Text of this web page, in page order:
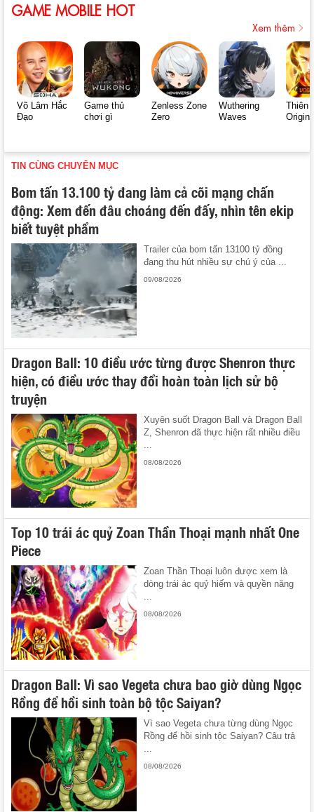
GAME MOBILE HOT
Xem thêm
Võ Lâm Hắc
Đạo
Game thủ
chơi gì
Zenless Zone
Zero
Wuthering
Waves
Thiên
Origin
TIN CÙNG CHUYÊN MỤC
Bom tấn 13.100 tỷ đang làm cả cõi mạng chấn
động: Xem đến đâu choáng đến đấy, nhìn tên ekip
biết tuyệt phẩm
Trailer của bom tấn 13100 tỷ đồng
đang thu hút nhiều sự chú ý của ...
09/08/2026
Dragon Ball: 10 điều ước từng được Shenron thực
hiện, có điều ước thay đổi hoàn toàn lịch sử bộ
truyện
Xuyên suốt Dragon Ball và Dragon Ball
Z, Shenron đã thực hiện rất nhiều điều
08/08/2026
Top 10 trái ác quỷ Zoan Thần Thoại mạnh nhất One
Piece
Zoan Thần Thoại luôn được xem là
dòng trái ác quỷ hiếm và quyền năng
...
08/08/2026
Dragon Ball: Vì sao Vegeta chưa bao giờ dùng Ngọc
Rồng để hồi sinh toàn bộ tộc Saiyan?
Vì sao Vegeta chưa từng dùng Ngọc
Rồng để hồi sinh tộc Saiyan? Câu trả
08/08/2026